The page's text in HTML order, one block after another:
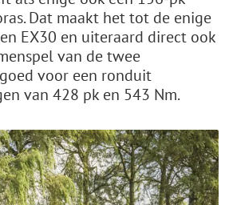
Dat maakt het tot de enige
EX30 en uiteraard direct ook
van de twee
voor een ronduit
van 428 pk en 543 Nm.